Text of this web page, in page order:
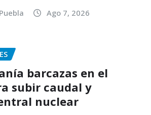
Ago 7, 2026
barcazas en el
subir caudal y
nuclear